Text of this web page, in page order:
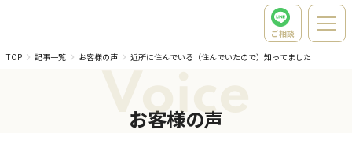
ご相談
TOP
記事一覧 お客様の声 近所に住んでいる（住んでいたので）知ってました
Voice
お客様の声